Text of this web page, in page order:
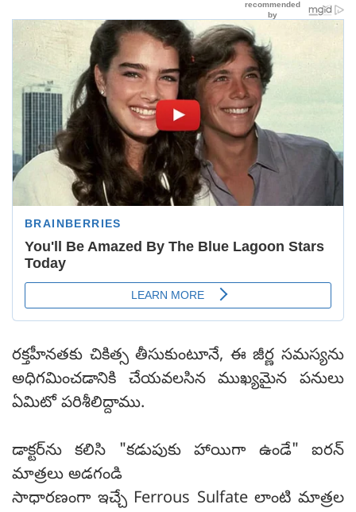
రక్తహీనతకు చికిత్స తీసుకుంటూనే, ఈ జీర్ణ సమస్యను
అధిగమించడానికి చేయవలసిన ముఖ్యమైన పనులు
ఏమిటో పరిశీలిద్దాము.
డాక్టర్‌ను కలిసి "కడుపుకు హాయిగా ఉండే" ఐరన్
మాత్రలు అడగండి
సాధారణంగా ఇచ్చే Ferrous Sulfate లాంటి మాత్రల